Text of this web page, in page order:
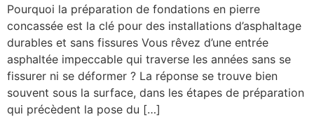
Pourquoi la préparation de fondations en pierre
concassée est la clé pour des installations d’asphaltage
durables et sans fissures Vous rêvez d’une entrée
asphaltée impeccable qui traverse les années sans se
fissurer ni se déformer ? La réponse se trouve bien
souvent sous la surface, dans les étapes de préparation
qui précèdent la pose du […]